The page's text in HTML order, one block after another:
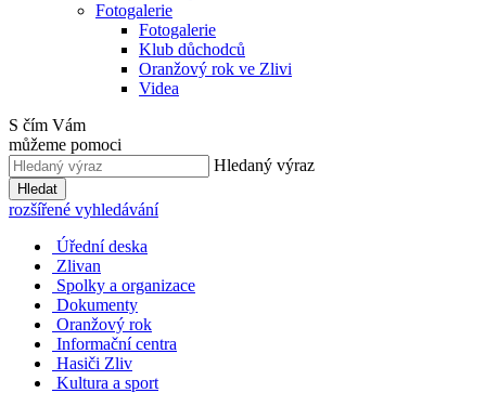
Fotogalerie
Fotogalerie
Klub důchodců
Oranžový rok ve Zlivi
Videa
S čím Vám
můžeme pomoci
Hledaný výraz
Hledat
rozšířené vyhledávání
Úřední deska
Zlivan
Spolky a organizace
Dokumenty
Oranžový rok
Informační centra
Hasiči Zliv
Kultura a sport